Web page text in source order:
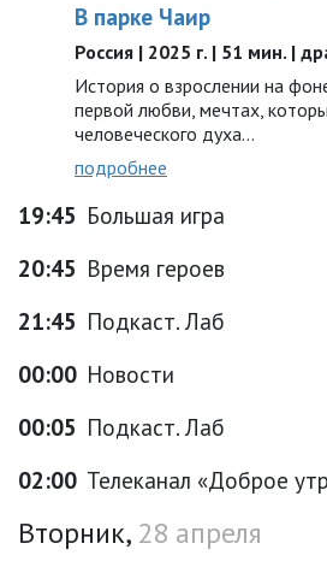
В парке Чаир
Россия | 2025 г. | 51 мин. |
История о взрослении на
первой любви, мечтах,
человеческого духа…
подробнее
19:45 Большая игра
20:45 Время героев
21:45 Подкаст. Лаб
00:00 Новости
00:05 Подкаст. Лаб
02:00 Телеканал «Доброе
Вторник, 28 апреля